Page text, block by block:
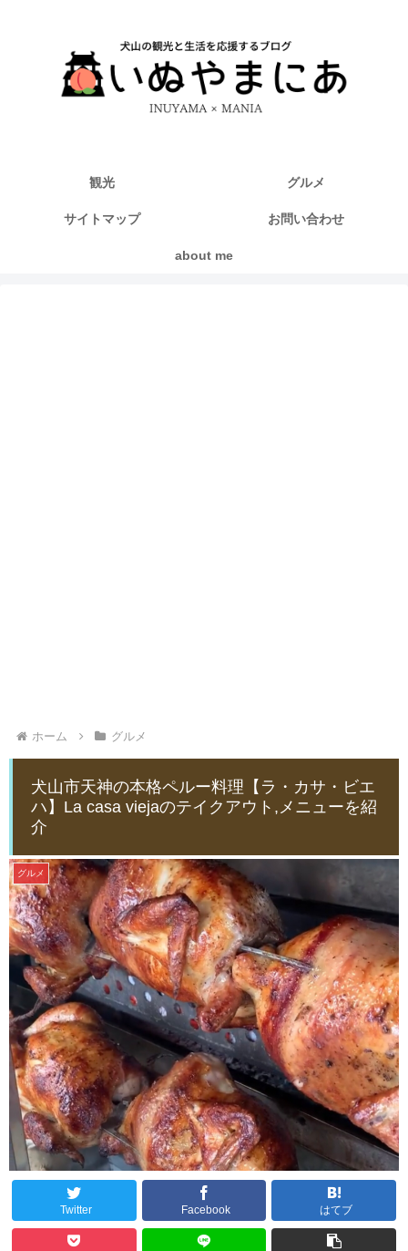
観光 グルメ
サイトマップ お問い合わせ
about me
ホーム グルメ
犬山市天神の本格ペルー料理【ラ・カサ・ビエ
ハ】La casa viejaのテイクアウト,メニューを紹
介
グルメ
Twitter Facebook はてブ